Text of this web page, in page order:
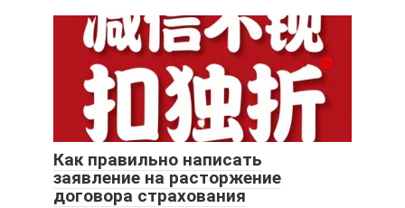
Как правильно написать
заявление на расторжение
договора страхования